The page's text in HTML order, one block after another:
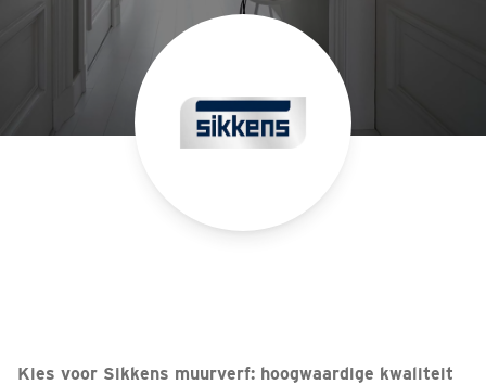
Kies voor Sikkens muurverf: hoogwaardige kwaliteit